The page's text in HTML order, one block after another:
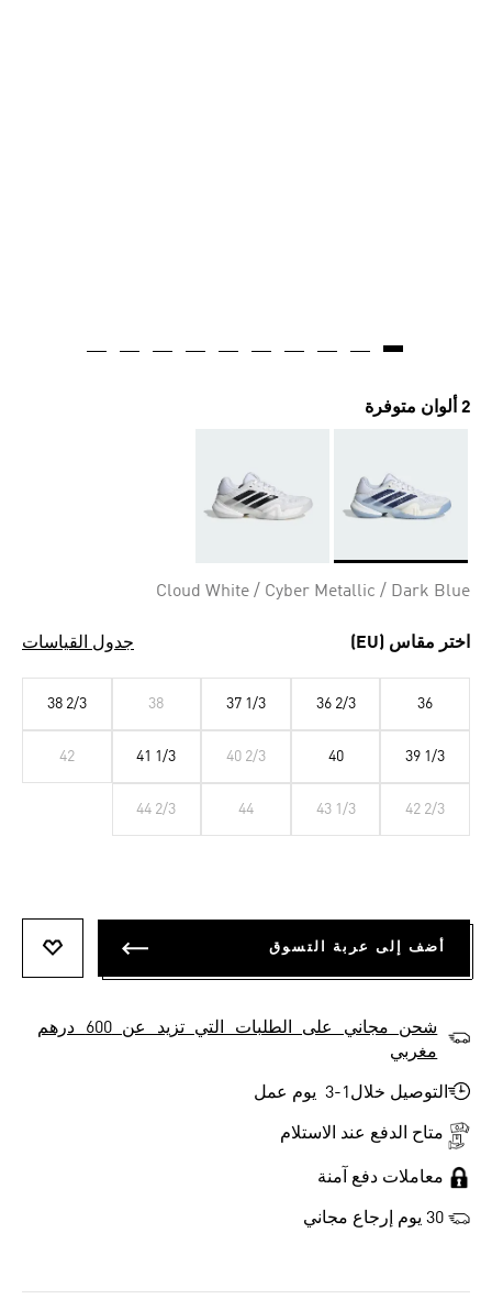
2 ألوان متوفرة
Cloud White / Cyber Metallic / Dark Blue
اختر مقاس (EU) جدول القياسات
36
36 2/3
37 1/3
38
38 2/3
39 1/3
40
40 2/3
41 1/3
42
42 2/3
43 1/3
44
44 2/3
أضف إلى عربة التسوق
شحن مجاني على الطلبات التي تزيد عن 600 درهم
مغربي
التوصيل خلال1-3 يوم عمل
متاح الدفع عند الاستلام
معاملات دفع آمنة